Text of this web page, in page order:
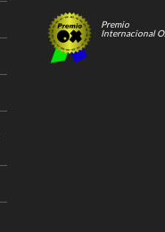
Premio
Internacional